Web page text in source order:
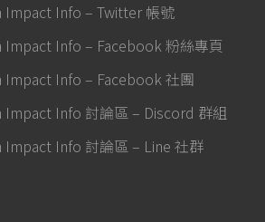
Impact Info – Twitter 帳號
Impact Info – Facebook 粉絲專頁
Impact Info – Facebook 社團
Impact Info 討論區 – Discord 群組
Impact Info 討論區 – Line 社群